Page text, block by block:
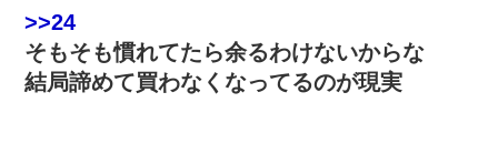
>>24
そもそも慣れてたら余るわけないからな
結局諦めて買わなくなってるのが現実